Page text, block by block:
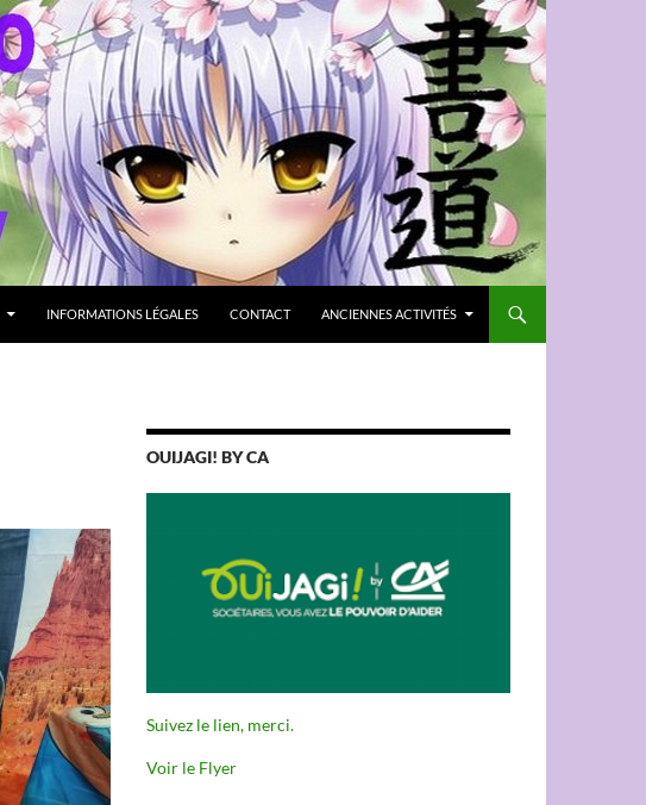
INFORMATIONS LÉGALES CONTACT ANCIENNES ACTIVITÉS
OUIJAGI! BY CA
Suivez le lien, merci.
Voir le Flyer